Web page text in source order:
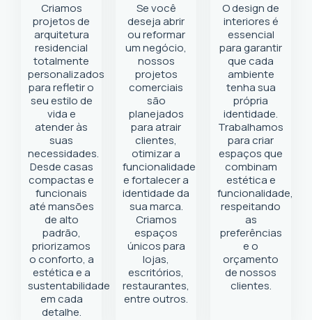
Criamos
projetos de
arquitetura
residencial
totalmente
personalizados
para refletir o
seu estilo de
vida e
atender às
suas
necessidades.
Desde casas
compactas e
funcionais
até mansões
de alto
padrão,
priorizamos
o conforto, a
estética e a
sustentabilidade
em cada
detalhe.
Se você
deseja abrir
ou reformar
um negócio,
nossos
projetos
comerciais
são
planejados
para atrair
clientes,
otimizar a
funcionalidade
e fortalecer a
identidade da
sua marca.
Criamos
espaços
únicos para
lojas,
escritórios,
restaurantes,
entre outros.
O design de
interiores é
essencial
para garantir
que cada
ambiente
tenha sua
própria
identidade.
Trabalhamos
para criar
espaços que
combinam
estética e
funcionalidade,
respeitando
as
preferências
e o
orçamento
de nossos
clientes.